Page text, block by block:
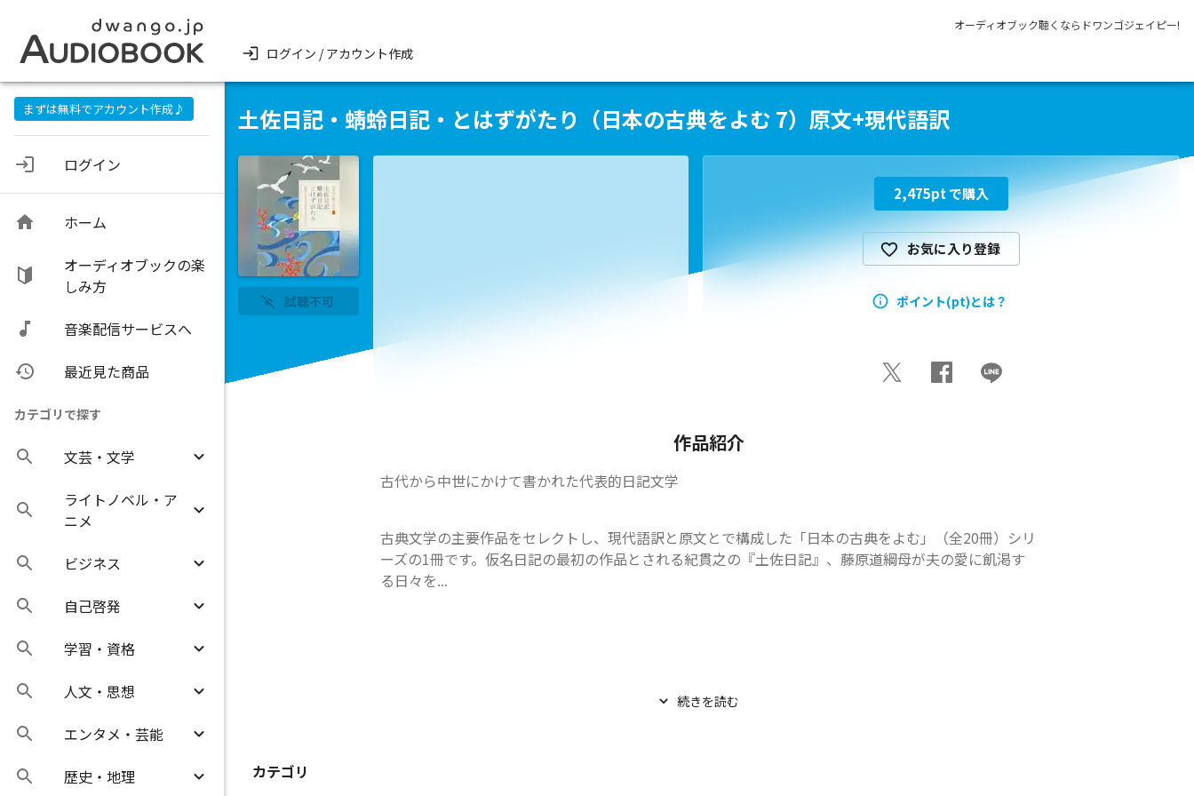
オーディオブック聴くならドワンゴジェイピー!
ログイン / アカウント作成
まずは無料でアカウント作成♪
ログイン
ホーム
オーディオブックの楽
しみ方
音楽配信サービスへ
最近見た商品
カテゴリで探す
文芸・文学
ライトノベル・ア
ニメ
ビジネス
自己啓発
学習・資格
人文・思想
エンタメ・芸能
歴史・地理
土佐日記・蜻蛉日記・とはずがたり（日本の古典をよむ 7）原文+現代語訳
試聴不可
2,475pt で購入
お気に入り登録
ポイント(pt)とは？
作品紹介
古代から中世にかけて書かれた代表的日記文学
古典文学の主要作品をセレクトし、現代語訳と原文とで構成した「日本の古典をよむ」（全20冊）シリ
ーズの1冊です。仮名日記の最初の作品とされる紀貫之の『土佐日記』、藤原道綱母が夫の愛に飢渇す
る日々を...
続きを読む
カテゴリ